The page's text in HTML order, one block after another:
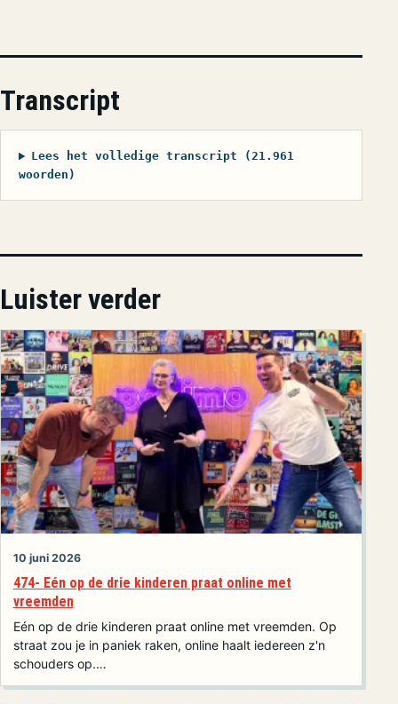
Transcript
Lees het volledige transcript (21.961
woorden)
Luister verder
10 juni 2026
474- Eén op de drie kinderen praat online met
vreemden
Eén op de drie kinderen praat online met vreemden. Op
straat zou je in paniek raken, online haalt iedereen z'n
schouders op.…